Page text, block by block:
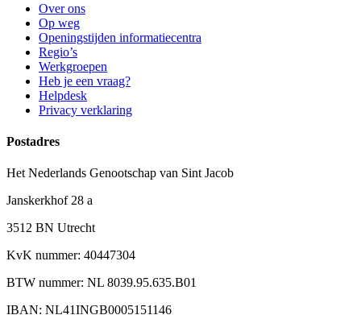
Over ons
Op weg
Openingstijden informatiecentra
Regio’s
Werkgroepen
Heb je een vraag?
Helpdesk
Privacy verklaring
Postadres
Het Nederlands Genootschap van Sint Jacob
Janskerkhof 28 a
3512 BN Utrecht
KvK nummer: 40447304
BTW nummer: NL 8039.95.635.B01
IBAN: NL41INGB0005151146